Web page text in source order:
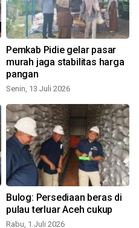
Pemkab Pidie gelar pasar
murah jaga stabilitas harga
pangan
Senin, 13 Juli 2026
Bulog: Persediaan beras di
pulau terluar Aceh cukup
Rabu, 1 Juli 2026